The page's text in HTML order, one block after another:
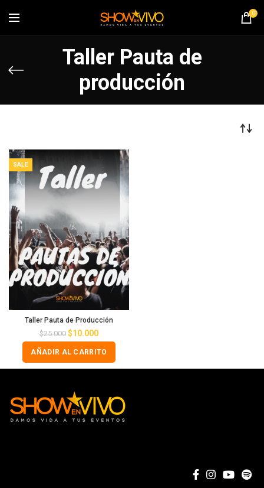
0
Taller Pauta de
producción
SALE
Taller Pauta de Producción
$25.000 $10.000
AÑADIR AL CARRITO